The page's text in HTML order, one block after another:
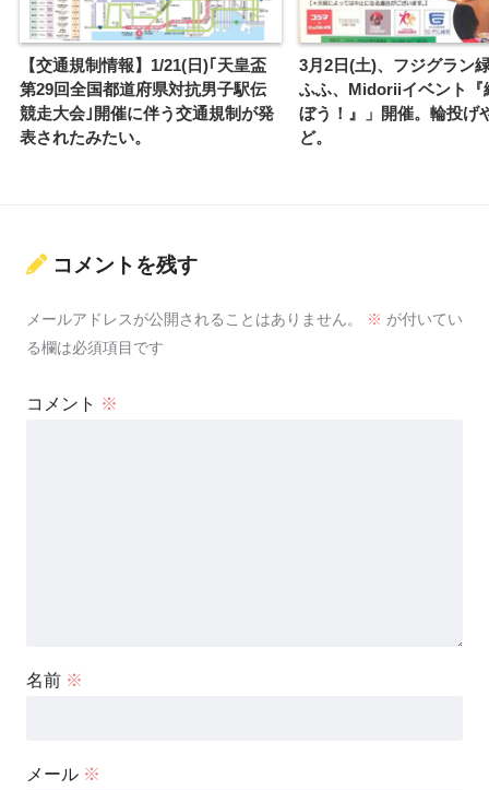
【交通規制情報】1/21(日)｢天皇盃
第29回全国都道府県対抗男子駅伝
競走大会｣開催に伴う交通規制が発
表されたみたい。
3月2日(土)、フジグラン
ふふ、Midoriiイベント『
ぼう！』」開催。輪投げ
ど。
コメントを残す
メールアドレスが公開されることはありません。 ※ が付いてい
る欄は必須項目です
コメント ※
名前 ※
メール ※